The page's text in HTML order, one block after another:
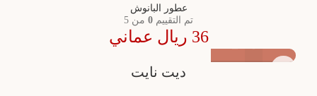
عطور البانوش
تم التقييم 0 من 5
36 ريال عماني
ديت نايت